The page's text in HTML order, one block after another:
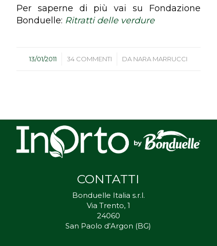
Per saperne di più vai su Fondazione
Bonduelle: Ritratti delle verdure
13/01/2011
/ 34 COMMENTI
/ DA NARA MARRUCCI
CONTATTI
Bonduelle Italia s.r.l.
Via Trento, 1
24060
San Paolo d’Argon (BG)